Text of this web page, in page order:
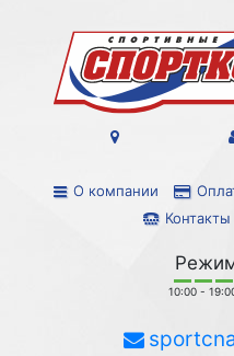
О компании
Контакты
10:00 -